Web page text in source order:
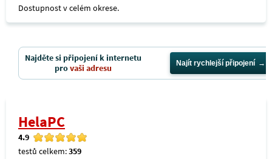
Dostupnost v celém okrese.
Najděte si připojení k internetu
provaši adresu Najít rychlejší připojení
HelaPC
4.9
testů celkem:359